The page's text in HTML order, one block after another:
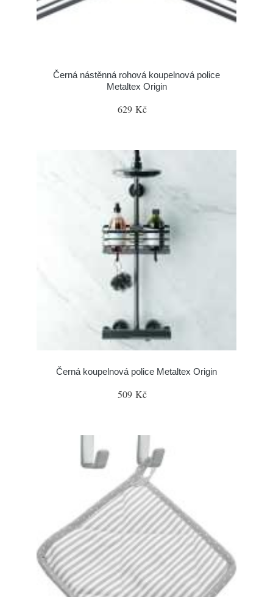
Černá nástěnná rohová koupelnová police
Metaltex Origin
629 Kč
Černá koupelnová police Metaltex Origin
509 Kč